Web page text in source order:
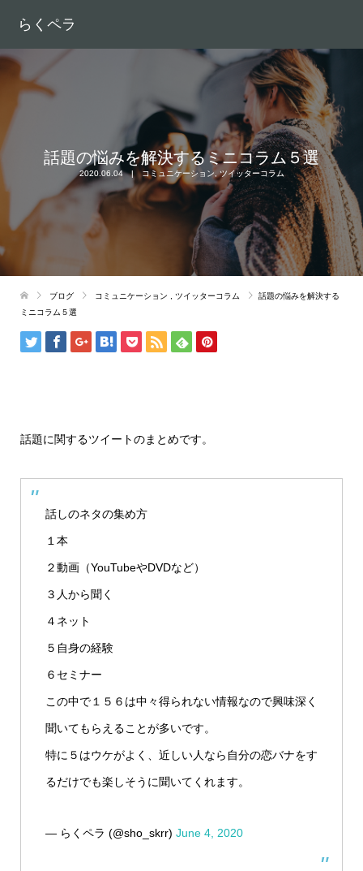
らくペラ
話題の悩みを解決するミニコラム５選
2020.06.04 コミュニケーション,ツイッターコラム
ブログ コミュニケーション ツイッターコラム
話題の悩みを解決する
ミニコラム５選
話題に関するツイートのまとめです。
話しのネタの集め方
１本
２動画（YouTubeやDVDなど）
３人から聞く
４ネット
５自身の経験
６セミナー
この中で１５６は中々得られない情報なので興味深く
聞いてもらえることが多いです。
特に５はウケがよく、近しい人なら自分の恋バナをす
るだけでも楽しそうに聞いてくれます。
— らくペラ (@sho_skrr) June 4, 2020